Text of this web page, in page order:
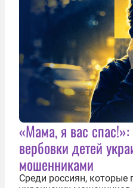
«Мама, я вас спас!»:
вербовки детей
мошенниками
Среди россиян, которые